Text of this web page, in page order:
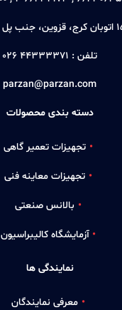
تلفن : 44333371 026
parzan@parzan.com
دسته بندی محصولات
تجهیزات تعمیر گاهی
تجهیزات معاینه فنی
بالانس صنعتی
آزمایشگاه کالیبراسیون
نمایندگی ها
معرفی نمایندگان